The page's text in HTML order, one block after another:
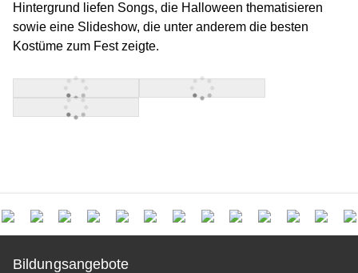
Hintergrund liefen Songs, die Halloween thematisieren
sowie eine Slideshow, die unter anderem die besten
Kostüme zum Fest zeigte.
Bildungsangebote